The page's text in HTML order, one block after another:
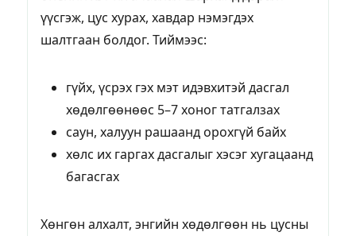
үүсгэж, цус хурах, хавдар нэмэгдэх
шалтгаан болдог. Тиймээс:
гүйх, үсрэх гэх мэт идэвхитэй дасгал
хөдөлгөөнөөс 5–7 хоног татгалзах
саун, халуун рашаанд орохгүй байх
хөлс их гаргах дасгалыг хэсэг хугацаанд
багасгах
Хөнгөн алхалт, энгийн хөдөлгөөн нь цусны